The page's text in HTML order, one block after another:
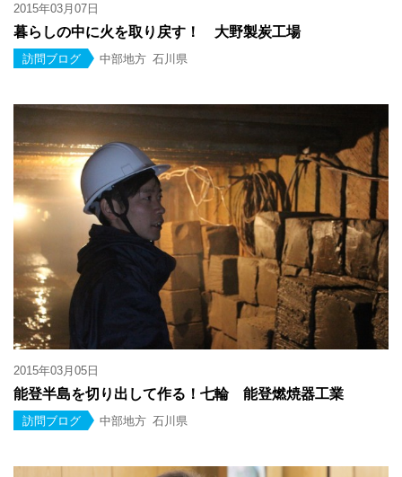
2015年03月07日
暮らしの中に火を取り戻す！ 大野製炭工場
訪問ブログ 中部地方 石川県
2015年03月05日
能登半島を切り出して作る！七輪 能登燃焼器工業
訪問ブログ 中部地方 石川県